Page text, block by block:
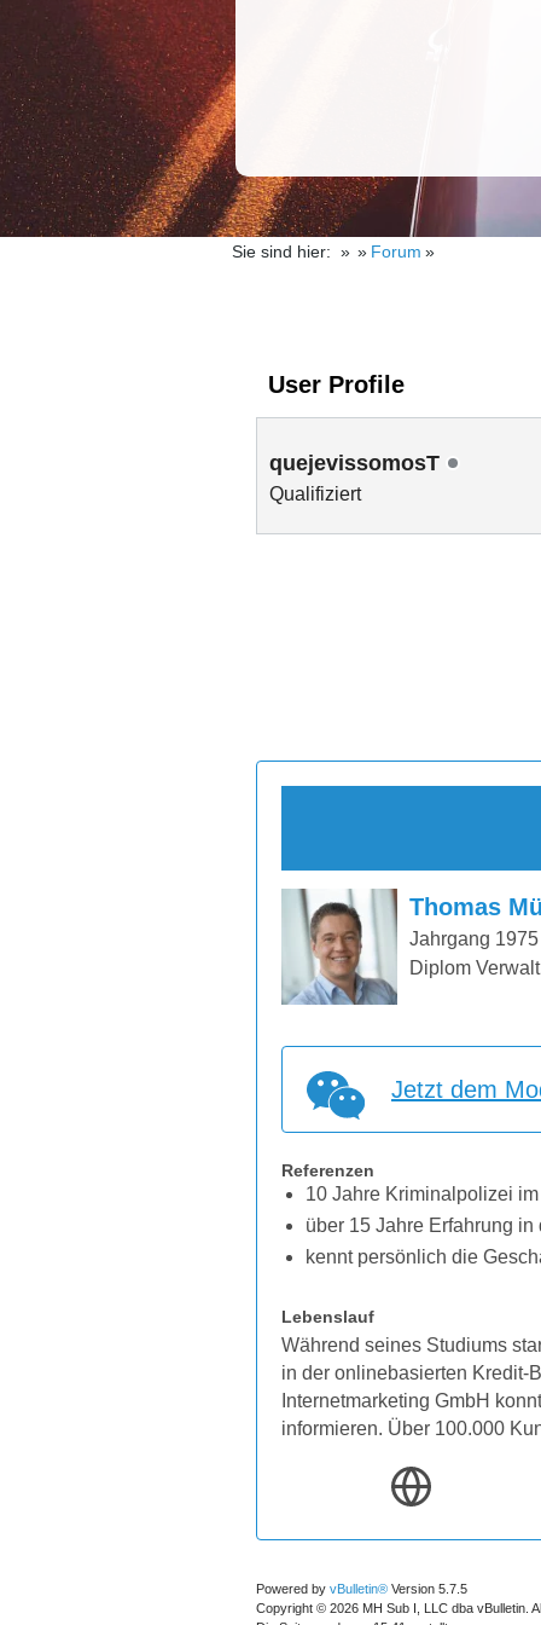
Sie sind hier: Forum
User Profile
quejevissomosT
Qualifiziert
Thomas
Jahrgang 1975
Diplom
Jetzt dem
Referenzen
10 Jahre Kriminalpolizei
über 15 Jahre Erfahrung
kennt persönlich die
Lebenslauf
Während seines Studiums
in der onlinebasierten Kredit-
Internetmarketing GmbH
informieren. Über 100.000
Powered by vBulletin® Version 5.7.5
Copyright © 2026 MH Sub I, LLC dba vBulletin.